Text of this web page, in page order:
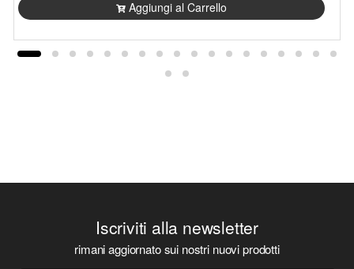
Aggiungi al Carrello
Iscriviti alla newsletter
rimani aggiornato sui nostri nuovi prodotti